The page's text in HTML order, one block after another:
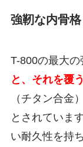
強靭な内骨
T-800の最大
と、それを覆
（チタン合金
とされていま
い耐久性を持